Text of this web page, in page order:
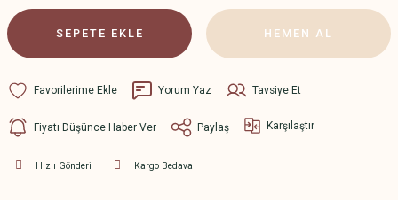
SEPETE EKLE HEMEN AL
Yorum Yaz Tavsiye Et
Fiyatı Düşünce Haber Ver Paylaş Karşılaştır
Hızlı Gönderi Kargo Bedava